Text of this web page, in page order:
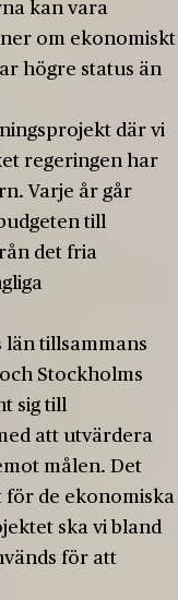
kan vara
om ekonomiskt
högre status än
där vi
regeringen har
Varje år går
till
det fria
län tillsammans
Stockholms
sig till
att utvärdera
målen. Det
för de ekonomiska
ska vi bland
för att